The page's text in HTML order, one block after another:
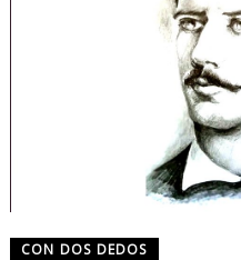
CON DOS DEDOS